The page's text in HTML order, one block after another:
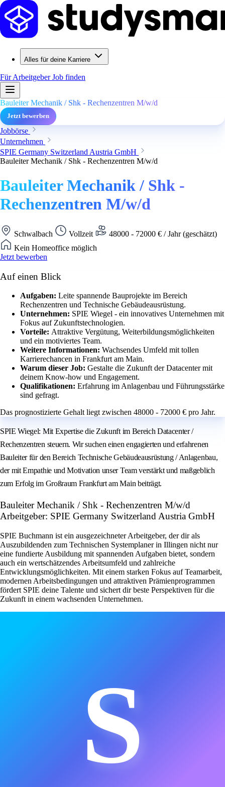
Alles für deine Karriere
Für ArbeitgeberJob finden
Bauleiter Mechanik / Shk - Rechenzentren M/w/d
Jetzt bewerben
Jobbörse
Unternehmen
SPIE Germany Switzerland Austria GmbH
Bauleiter Mechanik / Shk - Rechenzentren M/w/d
Bauleiter Mechanik / Shk -
Rechenzentren M/w/d
Schwalbach Vollzeit
48000 - 72000 € / Jahr (geschätzt)
Kein Homeoffice möglich
Jetzt bewerben
Auf einen Blick
Aufgaben: Leite spannende Bauprojekte im Bereich
Rechenzentren und Technische Gebäudeausrüstung.
Unternehmen: SPIE Wiegel - ein innovatives Unternehmen mit
Fokus auf Zukunftstechnologien.
Vorteile: Attraktive Vergütung, Weiterbildungsmöglichkeiten
und ein motiviertes Team.
Weitere Informationen: Wachsendes Umfeld mit tollen
Karrierechancen in Frankfurt am Main.
Warum dieser Job: Gestalte die Zukunft der Datacenter mit
deinem Know-how und Engagement.
Qualifikationen: Erfahrung im Anlagenbau und Führungsstärke
sind gefragt.
Das prognostizierte Gehalt liegt zwischen 48000 - 72000 € pro Jahr.
SPIE Wiegel: Mit Expertise die Zukunft im Bereich Datacenter /
Rechenzentren steuern. Wir suchen einen engagierten und erfahrenen
Bauleiter für den Bereich Technische Gebäudeausrüstung / Anlagenbau,
der mit Empathie und Motivation unser Team verstärkt und maßgeblich
zum Erfolg im Großraum Frankfurt am Main beiträgt.
Bauleiter Mechanik / Shk - Rechenzentren M/w/d
Arbeitgeber: SPIE Germany Switzerland Austria GmbH
SPIE Buchmann ist ein ausgezeichneter Arbeitgeber, der dir als
Auszubildenden zum Technischen Systemplaner in Illingen nicht nur
eine fundierte Ausbildung mit spannenden Aufgaben bietet, sondern
auch ein wertschätzendes Arbeitsumfeld und zahlreiche
Entwicklungsmöglichkeiten. Mit einem starken Fokus auf Teamarbeit,
modernen Arbeitsbedingungen und attraktiven Prämienprogrammen
fördert SPIE deine Talente und sichert dir beste Perspektiven für die
Zukunft in einem wachsenden Unternehmen.
S